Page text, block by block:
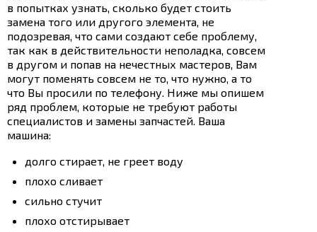
в попытках узнать, сколько будет стоить
замена того или другого элемента, не
подозревая, что сами создают себе проблему,
так как в действительности неполадка, совсем
в другом и попав на нечестных мастеров, Вам
могут поменять совсем не то, что нужно, а то
что Вы просили по телефону. Ниже мы опишем
ряд проблем, которые не требуют работы
специалистов и замены запчастей. Ваша
машина:
долго стирает, не греет воду
плохо сливает
сильно стучит
плохо отстирывает